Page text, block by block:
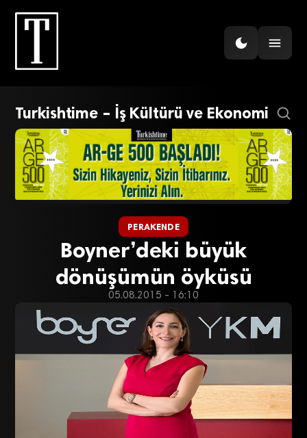
Turkishtime – İş Kültürü ve Ekonomi
PERAKENDE
Boyner’deki büyük
dönüşümün öyküsü
05.08.2015 - 16:10